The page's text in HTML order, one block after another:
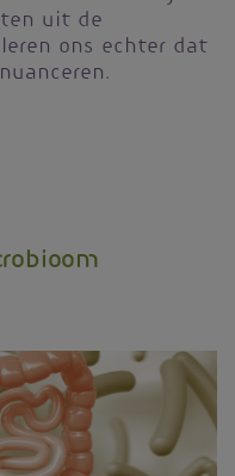
uit de
ons echter dat